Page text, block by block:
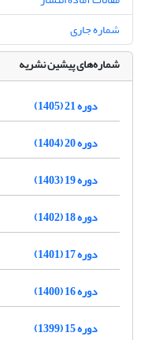
شماره جاری
شماره‌های پیشین نشریه
دوره 21 (1405)
دوره 20 (1404)
دوره 19 (1403)
دوره 18 (1402)
دوره 17 (1401)
دوره 16 (1400)
دوره 15 (1399)